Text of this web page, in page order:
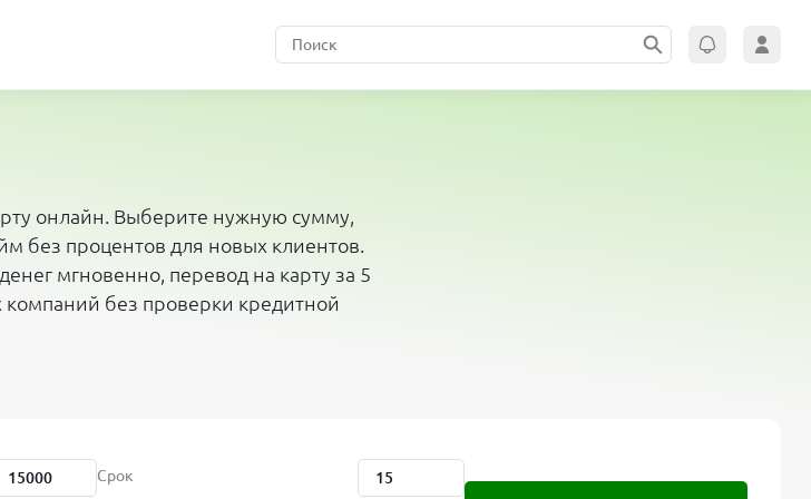
онлайн. Выберите нужную сумму,
без процентов для новых клиентов.
мгновенно, перевод на карту за 5
без проверки кредитной
Срок